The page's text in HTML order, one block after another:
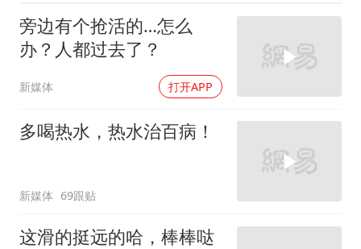
旁边有个抢活的…怎么
办？人都过去了？
新媒体 打开APP
多喝热水，热水治百病！
新媒体 69跟贴
这滑的挺远的哈，棒棒哒